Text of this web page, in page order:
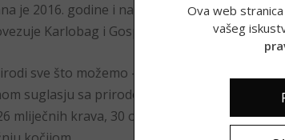
je 2016. godine i nalazi se u predivnom
Karlobag i Gospić.
sve što možemo – proizvodimo „svoje“.
suglasju sa prirodom i okruženjem u kojem
mliječnih krava, 30 ovaca, domaće crne
Ova web
vašeg